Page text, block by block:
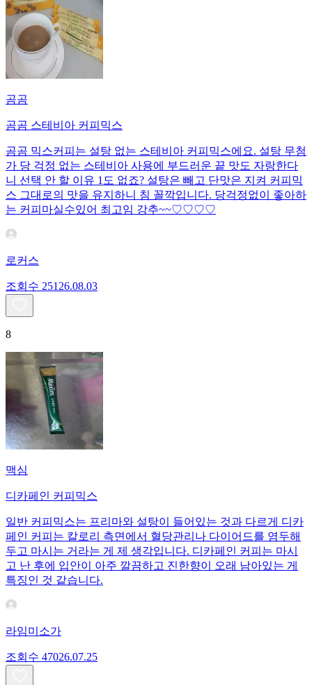
곰곰
곰곰 스테비아 커피믹스
곰곰 믹스커피는 설탕 없는 스테비아 커피믹스에요. 설탕 무첨
가 당 걱정 없는 스테비아 사용에 부드러운 끝 맛도 자랑한다
니 선택 안 할 이유 1도 없죠? 설탕은 빼고 단맛은 지켜 커피믹
스 그대로의 맛을 유지하니 침 꼴깍입니다. 당걱정없이 좋아하
는 커피마실수있어 최고임 강추~~♡♡♡♡
로커스
조회수 251 26.08.03
8
맥심
디카페인 커피믹스
일반 커피믹스는 프리마와 설탕이 들어있는 것과 다르게 디카
페인 커피는 칼로리 측면에서 혈당관리나 다이어드를 염두해
두고 마시는 거라는 게 제 생각입니다. 디카페인 커피는 마시
고 난 후에 입안이 아주 깔끔하고 진한향이 오래 남아있는 게
특징인 것 같습니다.
라임미소가
조회수 47026.07.25